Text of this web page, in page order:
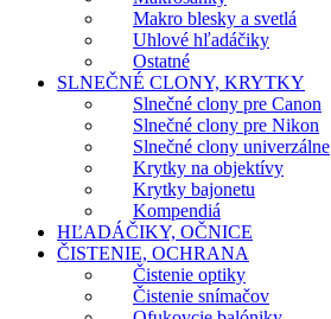
Makro blesky a svetlá
Uhlové hľadáčiky
Ostatné
SLNEČNÉ CLONY, KRYTKY
Slnečné clony pre Canon
Slnečné clony pre Nikon
Slnečné clony univerzálne
Krytky na objektívy
Krytky bajonetu
Kompendiá
HĽADÁČIKY, OČNICE
ČISTENIE, OCHRANA
Čistenie optiky
Čistenie snímačov